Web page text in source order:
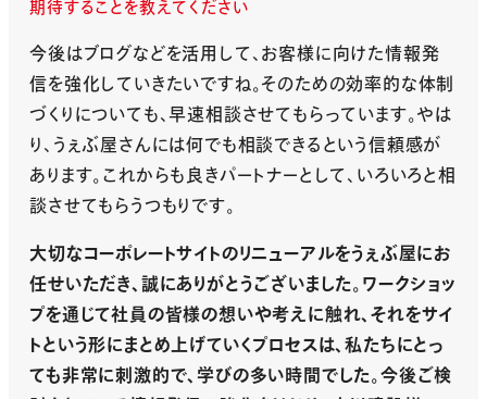
期待することを教えてください
今後はブログなどを活用して、お客様に向けた情報発
信を強化していきたいですね。そのための効率的な体制
づくりについても、早速相談させてもらっています。やは
り、うぇぶ屋さんには何でも相談できるという信頼感が
あります。これからも良きパートナーとして、いろいろと相
談させてもらうつもりです。
大切なコーポレートサイトのリニューアルをうぇぶ屋にお
任せいただき、誠にありがとうございました。ワークショッ
プを通じて社員の皆様の想いや考えに触れ、それをサイ
トという形にまとめ上げていくプロセスは、私たちにとっ
ても非常に刺激的で、学びの多い時間でした。今後ご検